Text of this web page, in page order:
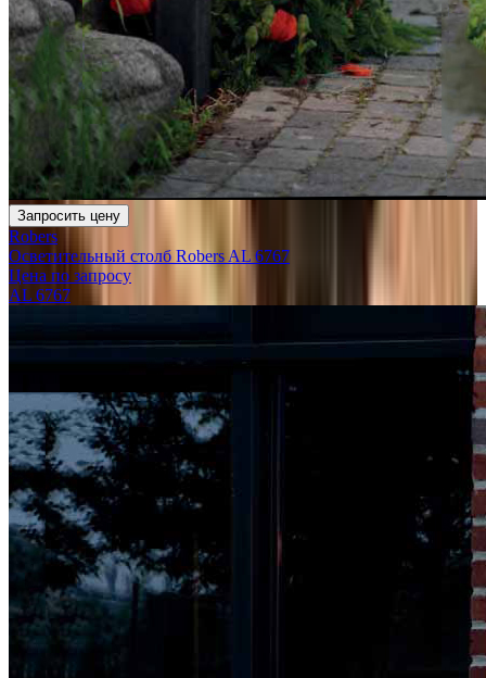
Запросить цену
Robers
Осветительный столб Robers AL 6767
Цена по запросу
AL 6767